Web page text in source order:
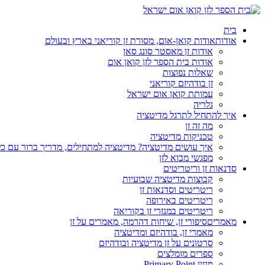
בית
אודותאודות קואן-אום, מסורת זן קוריאני בארץ ובעולם
אודות זן מאסטר סונג סאן
אודות בית הספר לזן קואן אום
שאלות נפוצות
זן בודהיזם קוריאני
עמותת קואן אום ישראל
גלריה
איך להתחיל לתרגל מדיטציה
מה זה זן
טכניקות מדיטציה
איך עושים מדיטציה? מדיטציה למתחילים, מדריך ברור עם
מפגשי מבוא לזן
סדנאות זן וריטריטים
קבוצות מדיטציה שבועיות
ריטריטים וסדנאות זן
ריטריטים באירופה
ריטריטים במנזרי זן בקוריאה
מאמריםסיפורי זן, שיחות דהרמה, מאמרים על זן
מאמרי זן, בודהיזם ומדיטציה
סרטונים על זן מדיטציה ובודהיזם
ספרים מומלצים